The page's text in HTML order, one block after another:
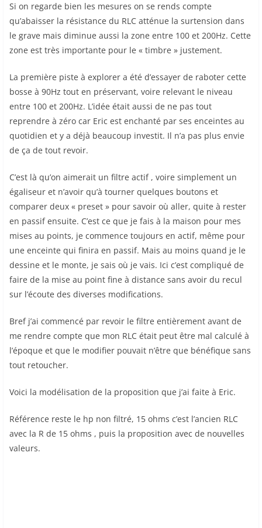
Si on regarde bien les mesures on se rends compte
qu’abaisser la résistance du RLC atténue la surtension dans
le grave mais diminue aussi la zone entre 100 et 200Hz. Cette
zone est très importante pour le « timbre » justement.
La première piste à explorer a été d’essayer de raboter cette
bosse à 90Hz tout en préservant, voire relevant le niveau
entre 100 et 200Hz. L’idée était aussi de ne pas tout
reprendre à zéro car Eric est enchanté par ses enceintes au
quotidien et y a déjà beaucoup investit. Il n’a pas plus envie
de ça de tout revoir.
C’est là qu’on aimerait un filtre actif , voire simplement un
égaliseur et n’avoir qu’à tourner quelques boutons et
comparer deux « preset » pour savoir où aller, quite à rester
en passif ensuite. C’est ce que je fais à la maison pour mes
mises au points, je commence toujours en actif, même pour
une enceinte qui finira en passif. Mais au moins quand je le
dessine et le monte, je sais où je vais. Ici c’est compliqué de
faire de la mise au point fine à distance sans avoir du recul
sur l’écoute des diverses modifications.
Bref j’ai commencé par revoir le filtre entièrement avant de
me rendre compte que mon RLC était peut être mal calculé à
l’époque et que le modifier pouvait n’être que bénéfique sans
tout retoucher.
Voici la modélisation de la proposition que j’ai faite à Eric.
Référence reste le hp non filtré, 15 ohms c’est l’ancien RLC
avec la R de 15 ohms , puis la proposition avec de nouvelles
valeurs.